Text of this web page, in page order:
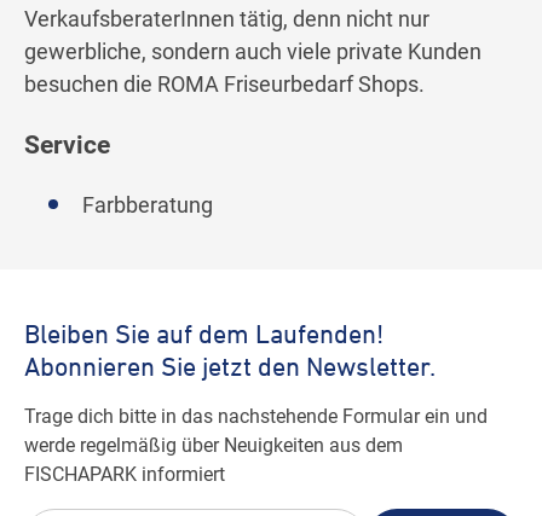
VerkaufsberaterInnen tätig, denn nicht nur
gewerbliche, sondern auch viele private Kunden
besuchen die ROMA Friseurbedarf Shops.
Service
Farbberatung